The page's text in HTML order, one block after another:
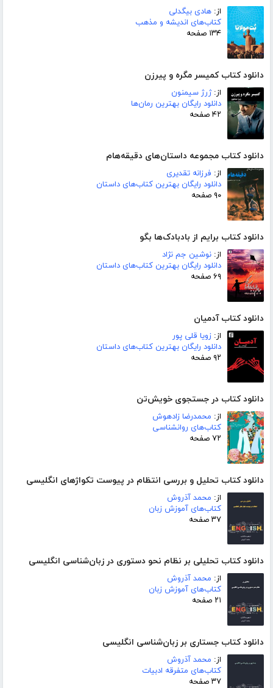
از: هادی بیگدلی
کتاب‌های اندیشه و مذهب
۱۳۴ صفحه
دانلود کتاب کمیسر مگره و پیرزن
از:ژرژ سیمنون
دانلود رایگان بهترین رمان‌ها
۴۲ صفحه
دانلود کتاب مجموعه داستان‌های دقیقه‌هام
از: فرزانه تقدیری
دانلود رایگان بهترین کتاب‌های داستان
۹۰ صفحه
دانلود کتاب برایم از بادبادک‌ها بگو
از: نوشین جم نژاد
دانلود رایگان بهترین کتاب‌های داستان
۶۹ صفحه
دانلود کتاب آدمیان
از: زویا قلی پور
دانلود رایگان بهترین کتاب‌های داستان
۹۲ صفحه
دانلود کتاب در جستجوی خویش‌تن
از: محمدرضا زادهوش
کتاب‌های روانشناسی
۷۲ صفحه
دانلود کتاب تحلیل و بررسی انتظام در پیوست تکواژهای انگلیسی
از: محمد آذروش
کتاب‌های آموزش زبان
۳۷ صفحه
دانلود کتاب تحلیلی بر نظام نحو دستوری در زبان‌شناسی انگلیسی
از: محمد آذروش
کتاب‌های آموزش زبان
۲۱ صفحه
دانلود کتاب جستاری بر زبان‌شناسی انگلیسی
از: محمد آذروش
کتاب‌های متفرقه ادبیات
۳۷ صفحه